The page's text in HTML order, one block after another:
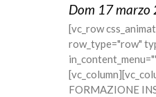
Dom 17 marzo
[vc_row
row_type="row"
FORMAZIONE